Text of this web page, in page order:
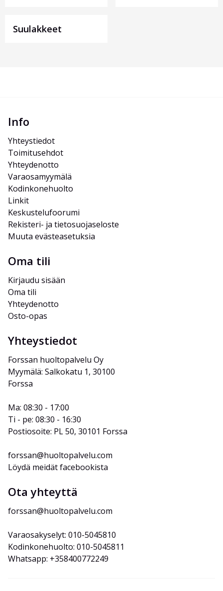
Suulakkeet
Info
Yhteystiedot
Toimitusehdot
Yhteydenotto
Varaosamyymälä
Kodinkonehuolto
Linkit
Keskustelufoorumi
Rekisteri- ja tietosuojaseloste
Muuta evästeasetuksia
Oma tili
Kirjaudu sisään
Oma tili
Yhteydenotto
Osto-opas
Yhteystiedot
Forssan huoltopalvelu Oy
Myymälä: Salkokatu 1, 30100
Forssa
Ma: 08:30 - 17:00
Ti - pe: 08:30 - 16:30
Postiosoite: PL 50, 30101 Forssa
forssan@huoltopalvelu.com
Löydä meidät facebookista
Ota yhteyttä
forssan@huoltopalvelu.com
Varaosakyselyt: 010-5045810
Kodinkonehuolto: 010-5045811
Whatsapp: +358400772249